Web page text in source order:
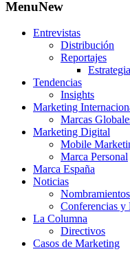
MenuNew
Entrevistas
Distribución
Reportajes
Estrategia
Tendencias
Insights
Marketing
Marcas
Marketing Digital
Mobile
Marca Personal
Marca España
Noticias
Nombramientos
Conferencias y
La Columna
Directivos
Casos de Marketing